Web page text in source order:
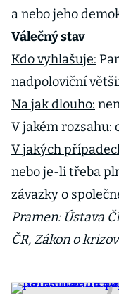
a nebo jeho
Válečný stav
Kdo vyhlašuje:
nadpoloviční
Na jak dlouho:
V jakém rozsahu:
V jakých
nebo je-li třeba
závazky o
Pramen: Ústava
ČR, Zákon o